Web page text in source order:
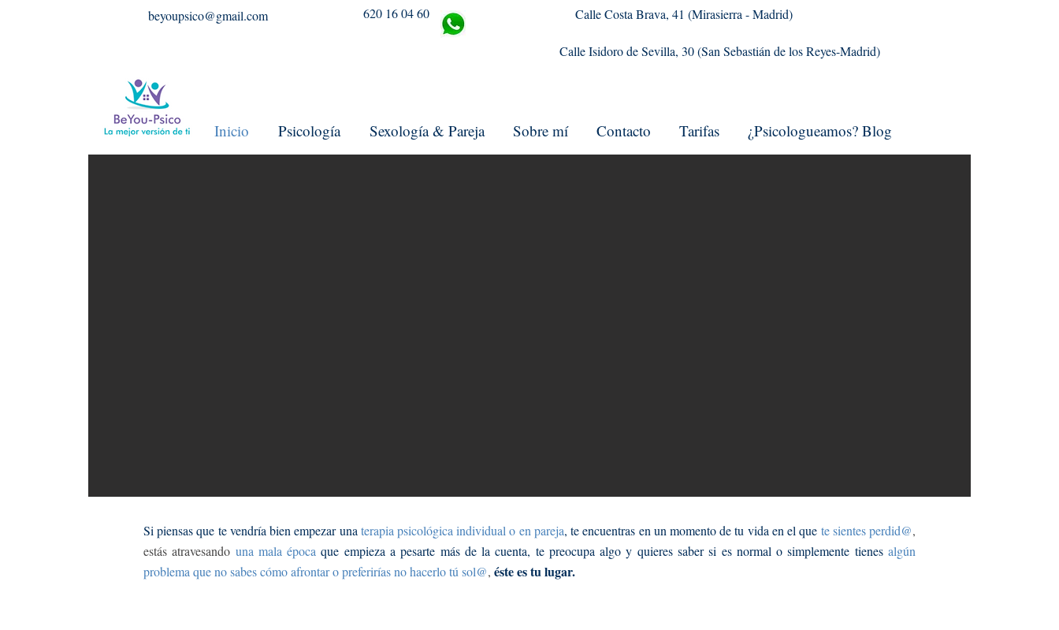
beyoupsico@gmail.com 620 16 04 60 Calle Costa Brava, 41 (Mirasierra - Madrid)
Inicio Psicología Sexología & Pareja Sobre mí Contacto Tarifas ¿Psicologueamos? Blog
Calle Isidoro de Sevilla, 30 (San Sebastián de los Reyes-Madrid)
Si piensas que te vendría bien empezar una terapia psicológica individual o en pareja, te encuentras en un momento de tu vida en el que te sientes perdid@,
estás atravesando una mala época que empieza a pesarte más de la cuenta, te preocupa algo y quieres saber si es normal o simplemente tienes algún
problema que no sabes cómo afrontar o preferirías no hacerlo tú sol@, éste es tu lugar.